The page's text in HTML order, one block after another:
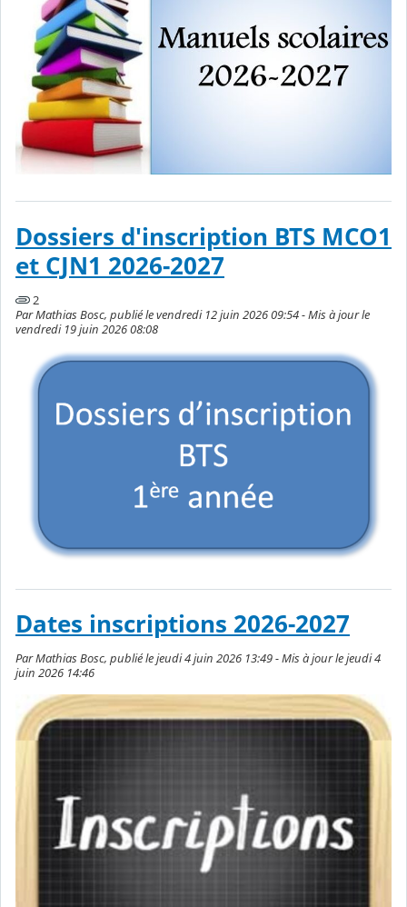
Dossiers d'inscription BTS MCO1
et CJN1 2026-2027
2
Par Mathias Bosc, publié le vendredi 12 juin 2026 09:54 - Mis à jour le
vendredi 19 juin 2026 08:08
Dates inscriptions 2026-2027
Par Mathias Bosc, publié le jeudi 4 juin 2026 13:49 - Mis à jour le jeudi 4
juin 2026 14:46